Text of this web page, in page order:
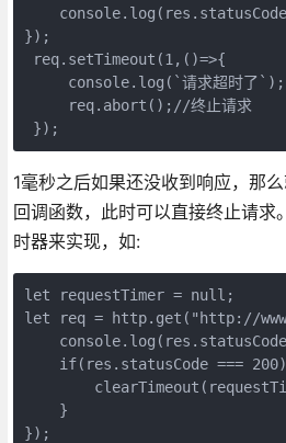
});
req.setTimeout(1,()=>{
     console.log(`请求超时了`);
     req.abort();//终止请求
});
1毫秒之后如果还没收到响应，那
回调函数，此时可以直接终止请求
时器来实现，如:
let requestTimer = null;
let req = http.get("http://
if(res.statusCode ===
    }
});